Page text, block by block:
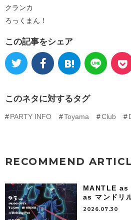
クランカ
ろっくまん！
この記事をシェア
このネタに対するタグ
PARTY INFO Toyama Club
RECOMMEND
MANTLE as
as マンドリ
2026.07.30